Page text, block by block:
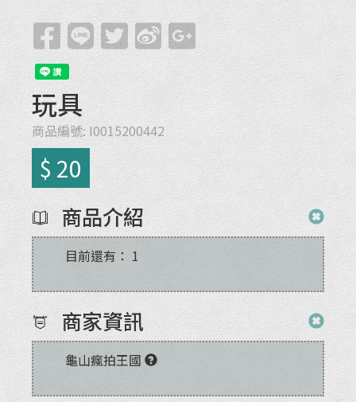
玩具
商品編號: I0015200442
$ 20
商品介紹
目前還有： 1
商家資訊
龜山瘋拍王國